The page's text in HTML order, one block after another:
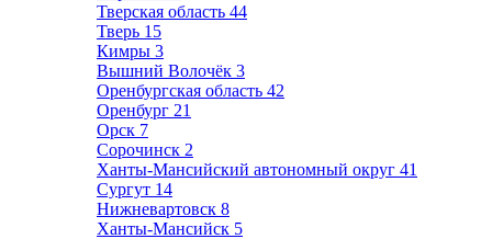
Тверская область 44
Тверь 15
Кимры 3
Вышний Волочёк 3
Оренбургская область 42
Оренбург 21
Орск 7
Сорочинск 2
Ханты-Мансийский автономный округ 41
Сургут 14
Нижневартовск 8
Ханты-Мансийск 5